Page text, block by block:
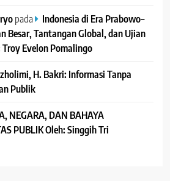
pada
Indonesia di Era Prabowo–
Besar, Tantangan Global, dan Ujian
Evelon Pomalingo
H. Bakri: Informasi Tanpa
Publik
NEGARA, DAN BAHAYA
PUBLIK Oleh: Singgih Tri